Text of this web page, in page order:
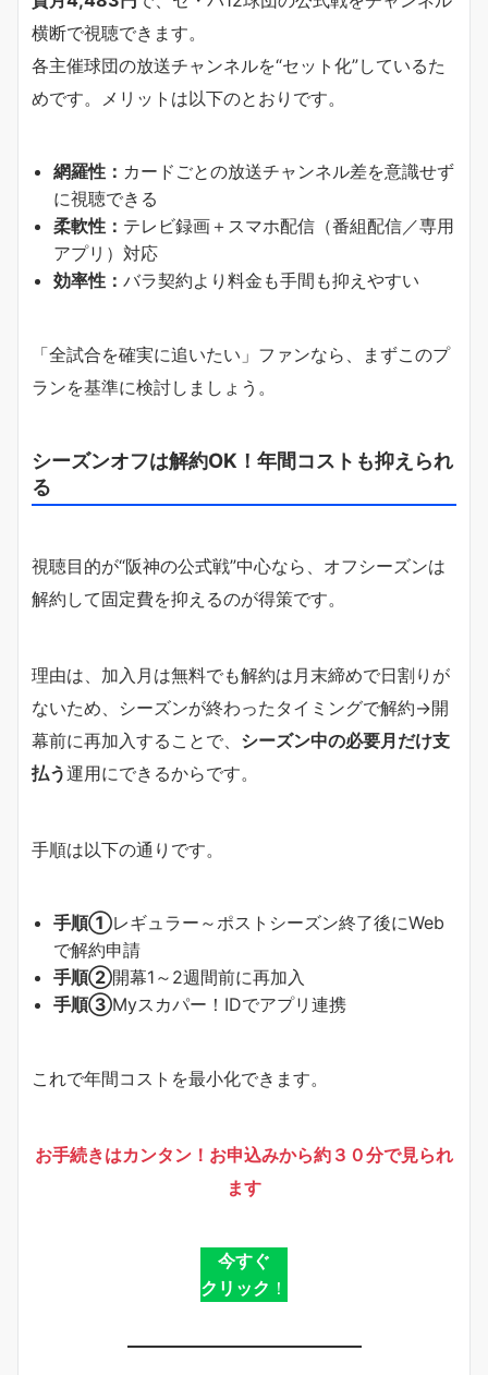
横断で視聴できます。
各主催球団の放送チャンネルを“セット化”しているた
めです。メリットは以下のとおりです。
網羅性： カードごとの放送チャンネル差を意識せず
に視聴できる
柔軟性： テレビ録画＋スマホ配信（番組配信／専用
アプリ）対応
効率性： バラ契約より料金も手間も抑えやすい
「全試合を確実に追いたい」ファンなら、まずこのプ
ランを基準に検討しましょう。
シーズンオフは解約OK！年間コストも抑えられ
る
視聴目的が“阪神の公式戦”中心なら、オフシーズンは
解約して固定費を抑えるのが得策です。
理由は、加入月は無料でも解約は月末締めで日割りが
ないため、シーズンが終わったタイミングで解約→開
幕前に再加入することで、 シーズン中の必要月だけ支
払う運用にできるからです。
手順は以下の通りです。
手順①レギュラー～ポストシーズン終了後にWeb
で解約申請
手順②開幕1～2週間前に再加入
手順③Myスカパー！IDでアプリ連携
これで年間コストを最小化できます。
お手続きはカンタン！お申込みから約３０分で見られ
ます
今すぐ
クリック ！